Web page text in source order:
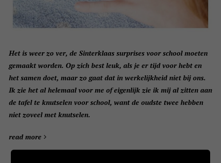
Het is weer zo ver, de Sinterklaas surprises voor school moeten
gemaakt worden. Op zich best leuk, als je er tijd voor hebt en
het samen doet, maar zo gaat dat in werkelijkheid niet bij ons.
Ik zie het al helemaal voor me of eigenlijk zie ik mij al zitten aan
de tafel te knutselen voor school, want de oudste twee hebben
niet zoveel met knutselen.
read more